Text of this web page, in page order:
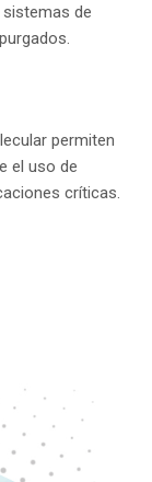
de
permiten
el uso de
críticas.